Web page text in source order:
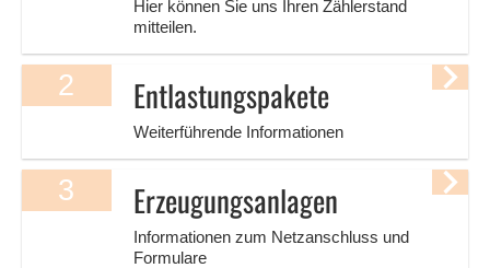
Hier können Sie uns Ihren Zählerstand
mitteilen.
2 Entlastungspakete
Weiterführende Informationen
3 Erzeugungsanlagen
Informationen zum Netzanschluss und
Formulare